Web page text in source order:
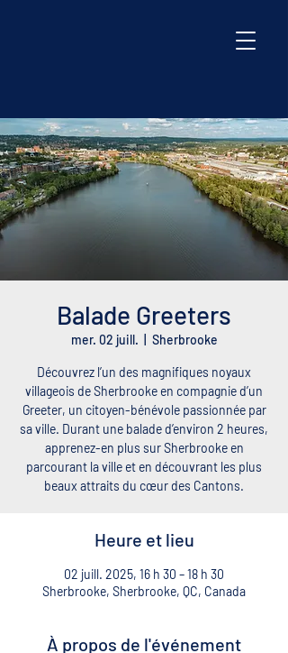
Balade Greeters
mer. 02 juill. Sherbrooke
Découvrez l’un des magnifiques noyaux
villageois de Sherbrooke en compagnie d’un
Greeter, un citoyen-bénévole passionnée par
sa ville. Durant une balade d’environ 2 heures,
apprenez-en plus sur Sherbrooke en
parcourant la ville et en découvrant les plus
beaux attraits du cœur des Cantons.
Heure et lieu
02 juill. 2025, 16 h 30 – 18 h 30
Sherbrooke, Sherbrooke, QC, Canada
À propos de l'événement